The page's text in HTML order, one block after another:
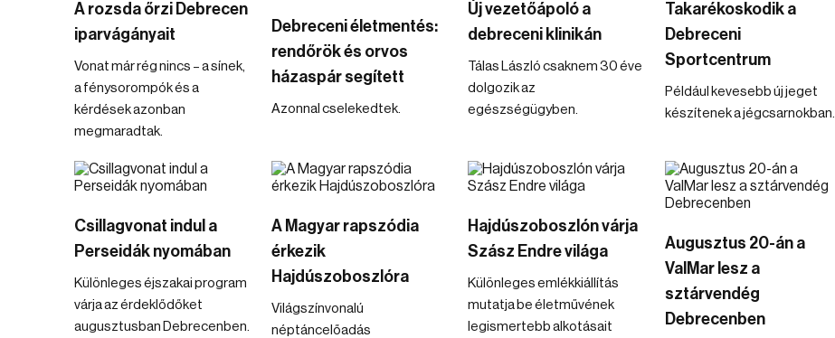
A rozsda őrzi Debrecen
iparvágányait
Vonat már rég nincs – a sínek,
a fénysorompók és a
kérdések azonban
megmaradtak.
Debreceni életmentés:
rendőrök és orvos
házaspár segített
Azonnal cselekedtek.
Új vezetőápoló a
debreceni klinikán
Tálas László csaknem 30 éve
dolgozik az
egészségügyben.
Takarékoskodik a
Debreceni
Sportcentrum
Például kevesebb új jeget
készítenek a jégcsarnokban.
Csillagvonat indul a
Perseidák nyomában
Különleges éjszakai program
várja az érdeklődőket
augusztusban Debrecenben.
A Magyar rapszódia
érkezik
Hajdúszoboszlóra
Világszínvonalú
néptáncelőadás
Hajdúszoboszlón várja
Szász Endre világa
Különleges emlékkiállítás
mutatja be életművének
legismertebb alkotásait
Augusztus 20-án a
ValMar lesz a
sztárvendég
Debrecenben